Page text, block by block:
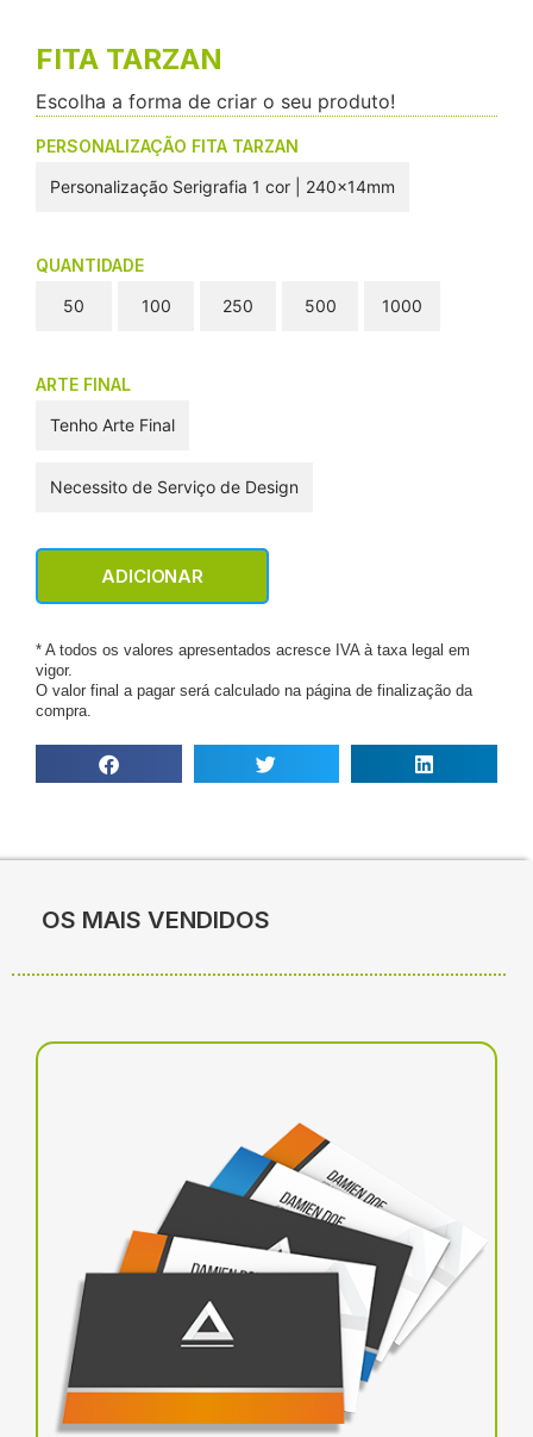
FITA TARZAN
Escolha a forma de criar o seu produto!
PERSONALIZAÇÃO FITA TARZAN
Personalização Serigrafia 1 cor | 240x14mm
QUANTIDADE
50
100 250 500 1000
ARTE FINAL
Tenho Arte Final
Necessito de Serviço de Design
ADICIONAR
* A todos os valores apresentados acresce IVA à taxa legal em
vigor.
O valor final a pagar será calculado na página de finalização da
compra.
OS MAIS VENDIDOS